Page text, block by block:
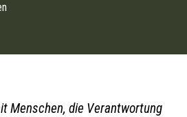
Menschen, die Verantwortung